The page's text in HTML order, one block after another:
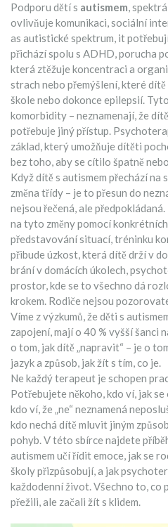
Podporu dětí s autismem,
ovlivňuje komunikaci, sociální
as autistické spektrum, it
přichází spolu s ADHD,porucha
která ztěžuje koncentraci a
strach nebo přemýšlení, které
škole nebo dokonce epilepsií.
komorbidity – neznamenají, že dítě
potřebuje jiný přístup.
základ, který umožňuje dítěti
bez toho, aby se cítilo špatně
Když dítě s autismem přechází na
změna třídy – je to přesun do
nejsou řečená, ale
na tyto změny pomocí
představování situací, tréninku
přibude úzkost, která dítě drží v
brání v domácích úkolech,
prostor, kde se to všechno dá
krokem. Rodiče nejsou
Víme z výzkumů, že děti s
zapojení, mají o 40 % vyšší šanci
o tom, jak dítě „napravit“ – je o
jazyk a způsob, jak žít s tím, co je.
Ne každý terapeut je schopen
Potřebujete někoho, kdo ví, jak
kdo ví, že „ne“ neznamená
kdo nechá dítě mluvit jiným
pohyb. V této sbírce najdete
autismem učí řídit emoce, jak se
školy přizpůsobují, a jak
každodenní život. Všechno to, co
přežili, ale začali žít s klidem.